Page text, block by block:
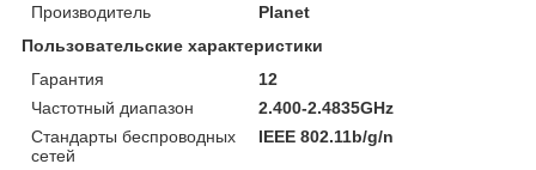
Производитель
Planet
Пользовательские характеристики
Гарантия
12
Частотный диапазон
2.400-2.4835GHz
Стандарты беспроводных
сетей
IEEE 802.11b/g/n